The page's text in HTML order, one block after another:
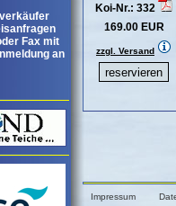
Fax mit
an
Koi-Nr.: 332
169.00 EUR
zzgl. Versand
Impressum